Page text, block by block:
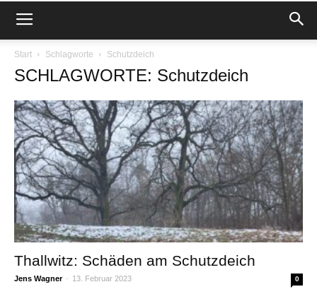
Start Schlagworte Schutzdeich
SCHLAGWORTE: Schutzdeich
Thallwitz: Schäden am Schutzdeich
Jens Wagner - 13. Februar 2023 0